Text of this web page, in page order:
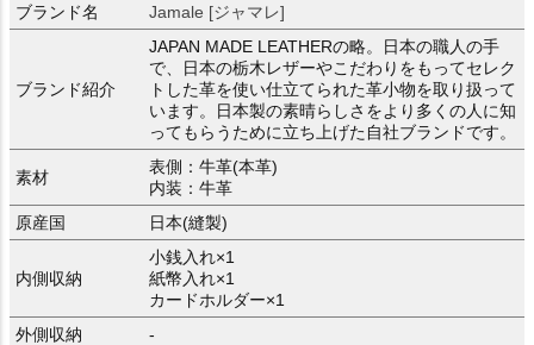
ブランド名
Jamale [ジャマレ]
ブランド紹介
JAPAN MADE LEATHERの略。日本の職人の手
で、日本の栃木レザーやこだわりをもってセレク
トした革を使い仕立てられた革小物を取り扱って
います。日本製の素晴らしさをより多くの人に知
ってもらうために立ち上げた自社ブランドです。
素材
表側：牛革(本革)
内装：牛革
原産国
日本(縫製)
内側収納
小銭入れ×1
紙幣入れ×1
カードホルダー×1
外側収納
-